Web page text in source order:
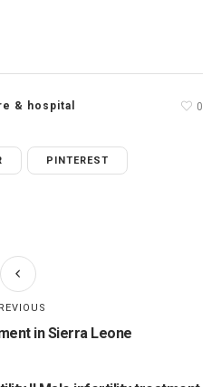
& hospital 0
PINTEREST
in Sierra Leone